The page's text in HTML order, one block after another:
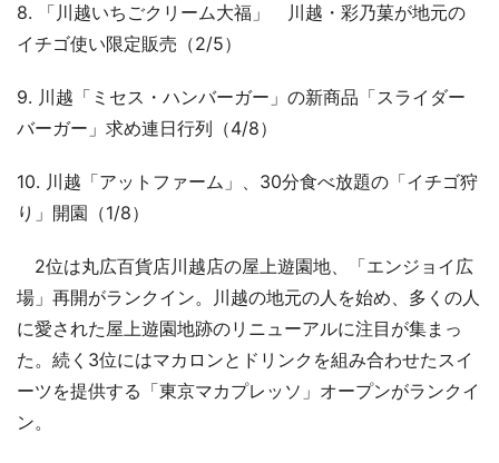
8. 「川越いちごクリーム大福」 川越・彩乃菓が地元の
イチゴ使い限定販売（2/5）
9. 川越「ミセス・ハンバーガー」の新商品「スライダー
バーガー」求め連日行列（4/8）
10. 川越「アットファーム」、30分食べ放題の「イチゴ狩
り」開園（1/8）
2位は丸広百貨店川越店の屋上遊園地、「エンジョイ広
場」再開がランクイン。川越の地元の人を始め、多くの人
に愛された屋上遊園地跡のリニューアルに注目が集まっ
た。続く3位にはマカロンとドリンクを組み合わせたスイ
ーツを提供する「東京マカプレッソ」オープンがランクイ
ン。